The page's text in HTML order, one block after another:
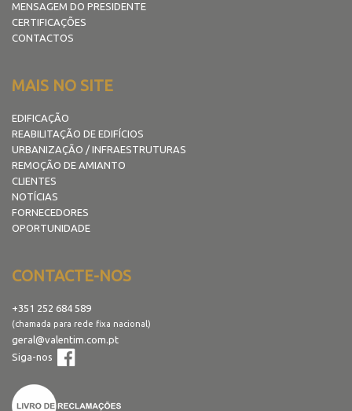
MENSAGEM DO PRESIDENTE
CERTIFICAÇÕES
CONTACTOS
MAIS NO SITE
EDIFICAÇÃO
REABILITAÇÃO DE EDIFÍCIOS
URBANIZAÇÃO / INFRAESTRUTURAS
REMOÇÃO DE AMIANTO
CLIENTES
NOTÍCIAS
FORNECEDORES
OPORTUNIDADE
CONTACTE-NOS
+351 252 684 589
(chamada para rede fixa nacional)
geral@valentim.com.pt
Siga-nos